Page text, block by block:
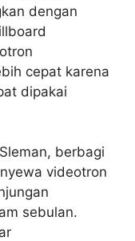
dengan
cepat karena
dipakai
berbagi
videotron
sebulan.